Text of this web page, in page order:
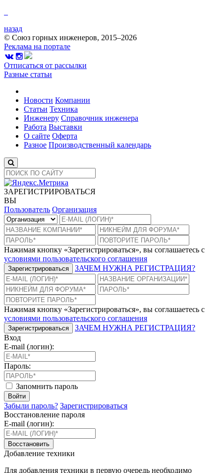
назад
© Союз горных инженеров, 2015–2026
Реклама на портале
Отписаться от рассылки
Разные статьи
Новости Компании
Статьи Техника
Инженеру Справочник инженера
Работа Выставки
О сайте Оферта
Разное Производственный календарь
ЗАРЕГИСТРИРОВАТЬСЯ
ВЫ
Пользователь Организация
Нажимая кнопку «Зарегистрироваться», вы соглашаетесь с
условиями пользовательского соглашения
Зарегистрироваться ЗАЧЕМ НУЖНА РЕГИСТРАЦИЯ?
Нажимая кнопку «Зарегистрироваться», вы соглашаетесь с
условиями пользовательского соглашения
Зарегистрироваться
ЗАЧЕМ НУЖНА РЕГИСТРАЦИЯ?
Вход
E-mail (логин):
Пароль:
Запомнить пароль
Войти
Забыли пароль? Зарегистрироваться
Восстановление пароля
E-mail (логин):
Восстановить
Добавление техники
Для добавления техники в первую очередь необходимо